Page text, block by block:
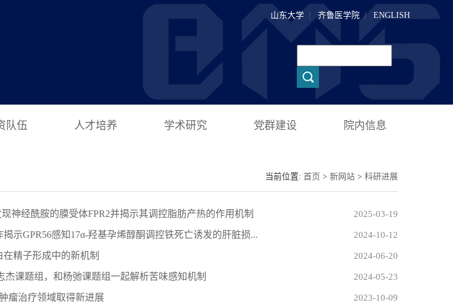
山东大学 齐鲁医学院 | ENGLISH
队伍 人才培养 学术研究 党群建设 院内信息
当前位置: 首页 > 新网站 > 科研进展
神经酰胺的膜受体FPR2并揭示其调控脂肪产热的作用机制 2025-03-19
示GPR56感知17α-羟基孕烯醇酮调控铁死亡诱发的肝脏损... 2024-10-12
精子形成中的新机制 2024-06-20
杰课题组，和杨弛课题组一起解析苦味感知机制 2024-05-23
瘤治疗领域取得新进展 2023-10-09